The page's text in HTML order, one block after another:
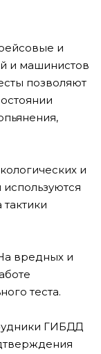
и
и машинистов
позволяют
и
вредных и
теста.
ГИБДД